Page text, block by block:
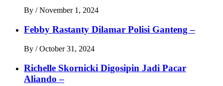
By / November 1, 2024
Febby Rastanty Dilamar Polisi Ganteng –
By / October 31, 2024
Richelle Skornicki Digosipin Jadi Pacar
Aliando –